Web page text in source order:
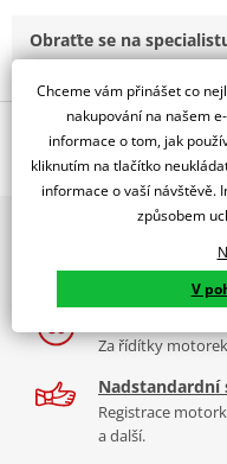
Obraťte se na
Popis a parametry
Jsme autorizovaný
dealer značky
Sada krytů motoru Černá
OCHRANNÉ KRYTY
navrženy pro
Polisportu našli ty nejlepší
nárazy a pády. Pro zvýšení
odolného plastu v
technologií over-injection.
a plně podřízen
2x multibrand
9 značek
díly, to vše v
Za řídítky
Nadstandardní
Registrace
a další.
Chceme vám přinášet co
nakupování na našem
informace o tom, jak
kliknutím na tlačítko
informace o vaší návštěvě.
způsobem
V